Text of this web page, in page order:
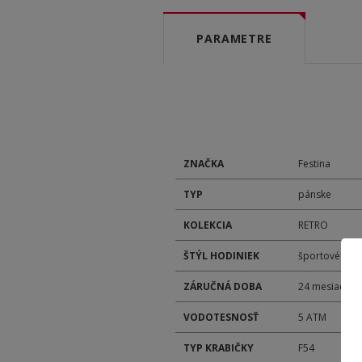
PARAMETRE
ZNAČKA Festina
TYP pánske
KOLEKCIA RETRO
ŠTÝL HODINIEK športové
ZÁRUČNÁ DOBA 24 mesiacov
VODOTESNOSŤ 5 ATM
TYP KRABIČKY F54